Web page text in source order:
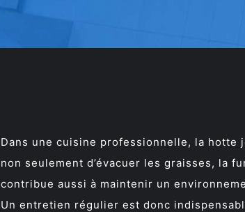
Dans une cuisine professionnelle, la hotte
non seulement d’évacuer les graisses, la
contribue aussi à maintenir un
Un entretien régulier est donc